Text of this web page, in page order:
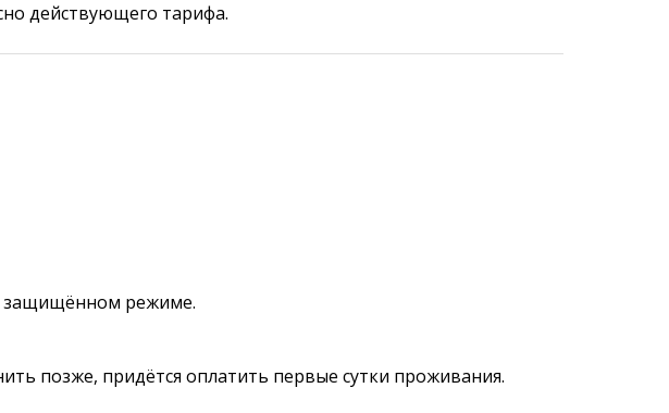
действующего тарифа.
защищённом режиме.
позже, придётся оплатить первые сутки проживания.